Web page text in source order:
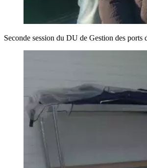
Seconde session du DU de Gestion des ports